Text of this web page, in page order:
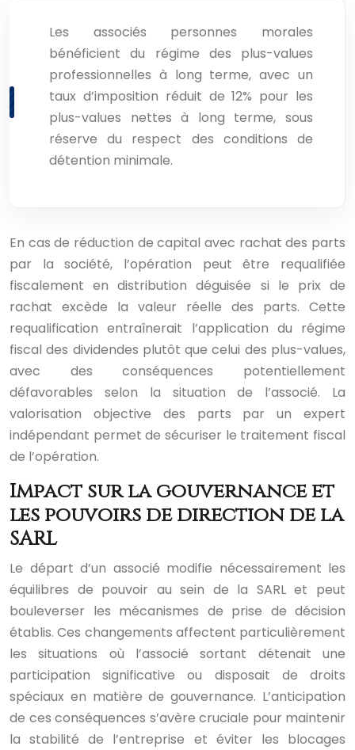
Les associés personnes morales
bénéficient du régime des plus-values
professionnelles à long terme, avec un
taux d’imposition réduit de 12% pour les
plus-values nettes à long terme, sous
réserve du respect des conditions de
détention minimale.
En cas de réduction de capital avec rachat des parts
par la société, l’opération peut être requalifiée
fiscalement en distribution déguisée si le prix de
rachat excède la valeur réelle des parts. Cette
requalification entraînerait l’application du régime
fiscal des dividendes plutôt que celui des plus-values,
avec des conséquences potentiellement
défavorables selon la situation de l’associé. La
valorisation objective des parts par un expert
indépendant permet de sécuriser le traitement fiscal
de l’opération.
Impact sur la gouvernance et
les pouvoirs de direction de la
SARL
Le départ d’un associé modifie nécessairement les
équilibres de pouvoir au sein de la SARL et peut
bouleverser les mécanismes de prise de décision
établis. Ces changements affectent particulièrement
les situations où l’associé sortant détenait une
participation significative ou disposait de droits
spéciaux en matière de gouvernance. L’anticipation
de ces conséquences s’avère cruciale pour maintenir
la stabilité de l’entreprise et éviter les blocages